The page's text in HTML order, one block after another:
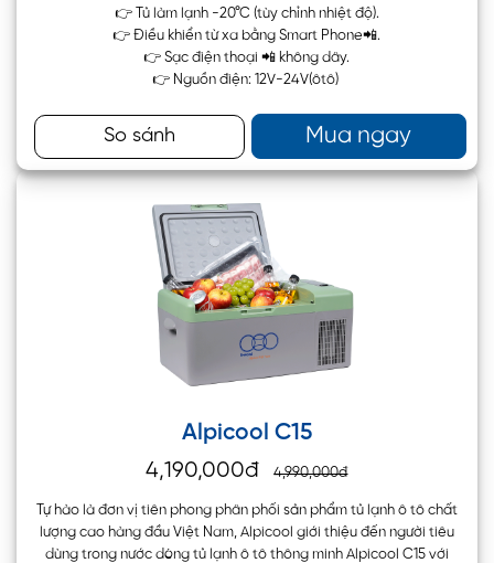
👉 Tủ làm lạnh -20°C (tùy chỉnh nhiệt độ).
👉 Điều khiển từ xa bằng Smart Phone📲.
👉 Sạc điện thoại 📲 không dây.
👉 Nguồn điện: 12V-24V(ôtô)
So sánh Mua ngay
Alpicool C15
4,190,000đ 4,990,000đ
Tự hào là đơn vị tiên phong phân phối sản phẩm tủ lạnh ô tô chất
lượng cao hàng đầu Việt Nam, Alpicool giới thiệu đến người tiêu
dùng trong nước dòng tủ lạnh ô tô thông minh Alpicool C15 với